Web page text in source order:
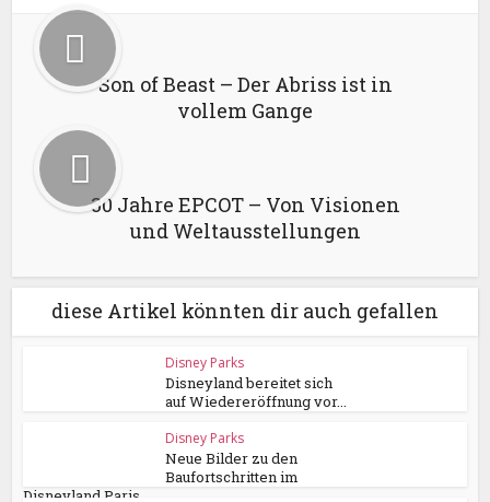
Son of Beast – Der Abriss ist in
vollem Gange
30 Jahre EPCOT – Von Visionen
und Weltausstellungen
diese Artikel könnten dir auch gefallen
Disney Parks
Disneyland bereitet sich
auf Wiedereröffnung vor...
Disney Parks
Neue Bilder zu den
Baufortschritten im
Disneyland Paris